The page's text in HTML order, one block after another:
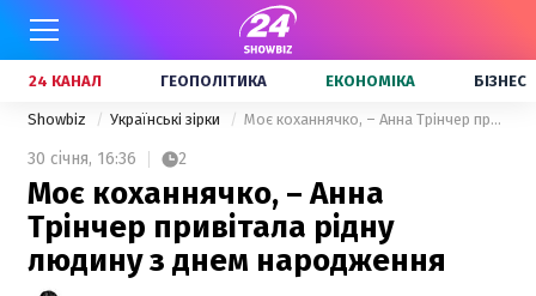
24 КАНАЛ ГЕОПОЛІТИКА ЕКОНОМІКА БІЗНЕС
Showbiz Українські зірки Моє коханнячко, – Анна Трінчер привітала рідну людину з днем народження
30 січня, 16:36 2
Моє коханнячко, – Анна
Трінчер привітала рідну
людину з днем народження